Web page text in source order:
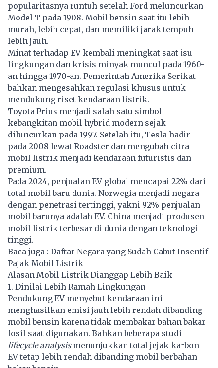
popularitasnya runtuh setelah Ford meluncurkan
Model T pada 1908. Mobil bensin saat itu lebih
murah, lebih cepat, dan memiliki jarak tempuh
lebih jauh.
Minat terhadap EV kembali meningkat saat isu
lingkungan dan krisis minyak muncul pada 1960-
an hingga 1970-an. Pemerintah Amerika Serikat
bahkan mengesahkan regulasi khusus untuk
mendukung riset kendaraan listrik.
Toyota Prius menjadi salah satu simbol
kebangkitan mobil hybrid modern sejak
diluncurkan pada 1997. Setelah itu, Tesla hadir
pada 2008 lewat Roadster dan mengubah citra
mobil listrik menjadi kendaraan futuristis dan
premium.
Pada 2024, penjualan EV global mencapai 22% dari
total mobil baru dunia. Norwegia menjadi negara
dengan penetrasi tertinggi, yakni 92% penjualan
mobil barunya adalah EV. China menjadi produsen
mobil listrik terbesar di dunia dengan teknologi
tinggi.
Baca juga : Daftar Negara yang Sudah Cabut Insentif
Pajak Mobil Listrik
Alasan Mobil Listrik Dianggap Lebih Baik
1. Dinilai Lebih Ramah Lingkungan
Pendukung EV menyebut kendaraan ini
menghasilkan emisi jauh lebih rendah dibanding
mobil bensin karena tidak membakar bahan bakar
fosil saat digunakan. Bahkan beberapa studi
lifecycle analysismenunjukkan total jejak karbon
EV tetap lebih rendah dibanding mobil berbahan